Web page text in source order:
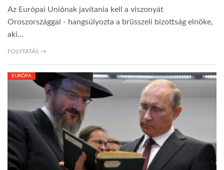
Az Európai Uniónak javítania kell a viszonyát
Oroszországgal - hangsúlyozta a brüsszeli bizottság elnöke,
aki…
FOLYTATÁS →
EURÓPA